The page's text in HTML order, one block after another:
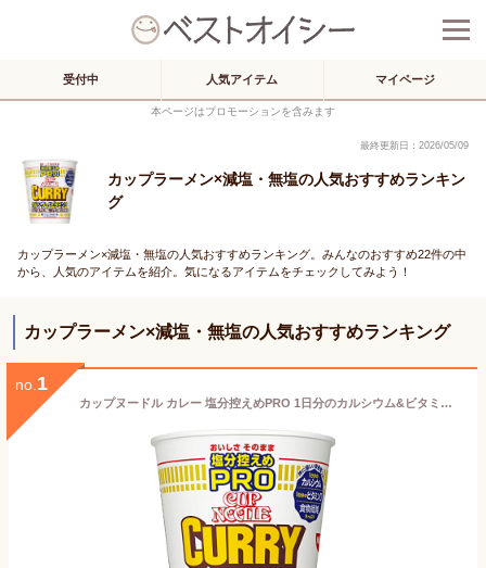
受付中 人気アイテム マイページ
本ページはプロモーションを含みます
最終更新日：2026/05/09
カップラーメン×減塩・無塩の人気おすすめランキン
グ
カップラーメン×減塩・無塩の人気おすすめランキング。みんなのおすすめ22件の中
から、人気のアイテムを紹介。気になるアイテムをチェックしてみよう！
カップラーメン×減塩・無塩の人気おすすめランキング
no. 1
カップヌードル カレー 塩分控えめPRO 1日分のカルシウム&ビタミンD [食物繊維たっぷり] 日清食品 カップ麺 86g×12個